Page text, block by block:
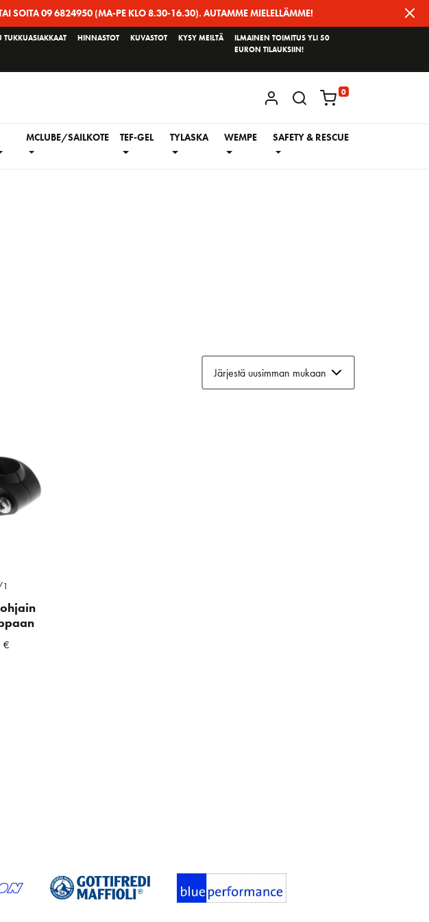
SOITA 09 6824950 (MA-PE KLO 8.30-16.30). AUTAMME MIELELLÄMME!
TUKKUASIAKKAAT HINNASTOT KUVASTOT KYSY MEILTÄ
ILMAINEN TOIMITUS YLI 50
EURON TILAUKSIIN!
KIRJAUDU / REKISTERÖIDY
0
MCLUBE/SAILKOTE TEF-GEL TYLASKA WEMPE SAFETY & RESCUE
€